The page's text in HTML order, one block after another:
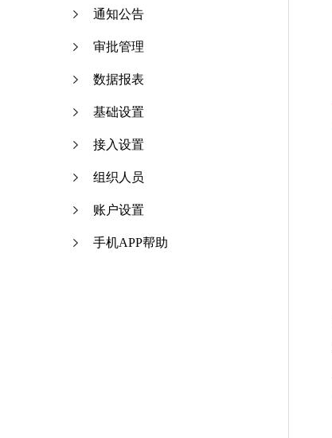
通知公告
审批管理
数据报表
基础设置
接入设置
组织人员
账户设置
手机APP帮助